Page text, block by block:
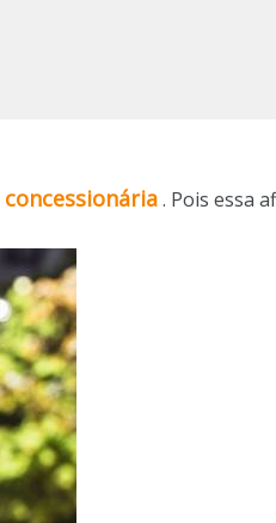
concessionária. Pois essa